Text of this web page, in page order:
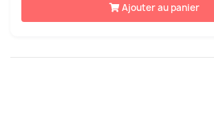
Ajouter au panier